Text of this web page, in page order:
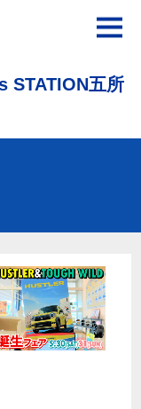
STATION五所